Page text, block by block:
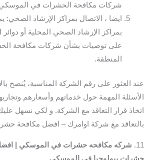
شركات مكافحة الحشرات في
ايضا ، الاتصال بمراكز الإرشاد الصحي:
بمراكز الإرشاد الصحي المحلية أو دوائر
على توصيات بشأن شركات مكافحة
المنطقة.
عند العثور على رقم الشركة المناسبة، يُنصح
الأسئلة المهمة حول خدماتهم وأسعارهم
اتخاذ قرار التعاقد مع الشركة. و لكي نسهل
بالتعاقد مع شركة اوامرك – افضل مكافحة
11.
شركه مكافحه حشرات في الموسكي |